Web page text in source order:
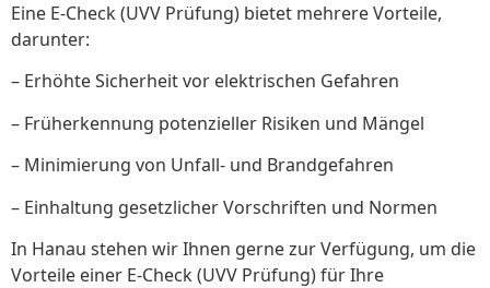
Eine E-Check (UVV Prüfung) bietet mehrere Vorteile,
darunter:
– Erhöhte Sicherheit vor elektrischen Gefahren
– Früherkennung potenzieller Risiken und Mängel
– Minimierung von Unfall- und Brandgefahren
– Einhaltung gesetzlicher Vorschriften und Normen
In Hanau stehen wir Ihnen gerne zur Verfügung, um die
Vorteile einer E-Check (UVV Prüfung) für Ihre